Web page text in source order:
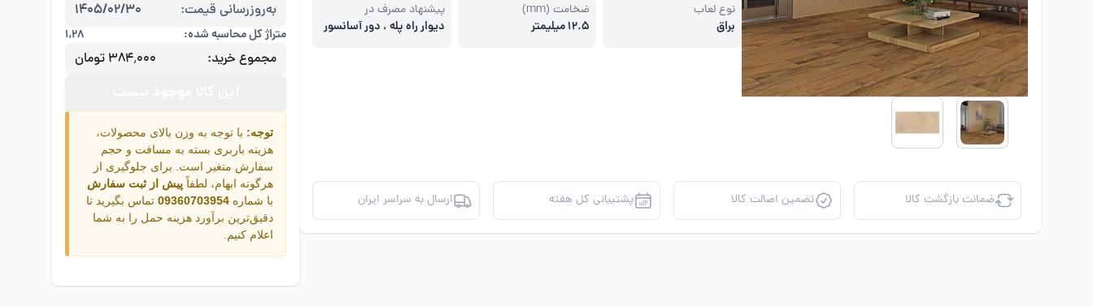
نوع لعاب
براق
ضخامت (mm)
12.5 میلیمتر
پیشنهاد مصرف در
دیوار راه پله ، دور آسانسور
ضمانت بازگشت کالا تضمین اصالت کالا پشتیبانی کل هفته ارسال به سراسر ایران
به‌روزرسانی قیمت:
1405/02/30
متراژ کل محاسبه شده: ۱,۲۸
مجموع خرید: ۳۸۴٬۰۰۰ تومان
توجه: با توجه به وزن بالای محصولات،
هزینه باربری بسته به مسافت و حجم
سفارش متغیر است. برای جلوگیری از
هرگونه ابهام، لطفاً پیش از ثبت سفارش
با شماره 09360703954 تماس بگیرید تا
دقیق‌ترین برآورد هزینه حمل را به شما
اعلام کنیم.